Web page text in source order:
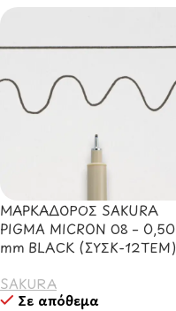
ΜΑΡΚΑΔΟΡΟΣ SAKURA
PIGMA MICRON 08 – 0,50
mm BLACK (ΣΥΣΚ-12ΤΕΜ)
SAKURA
Σε απόθεμα